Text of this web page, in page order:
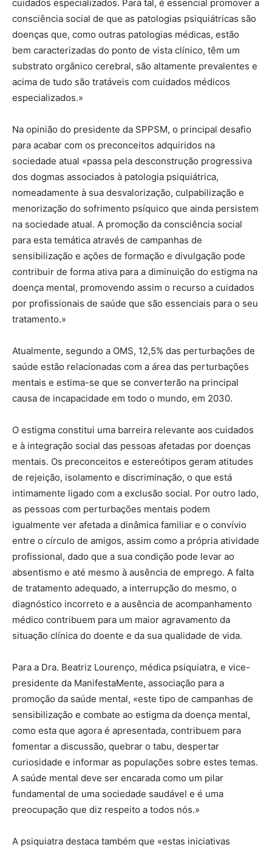
cuidados especializados. Para tal, é essencial promover a
consciência social de que as patologias psiquiátricas são
doenças que, como outras patologias médicas, estão
bem caracterizadas do ponto de vista clínico, têm um
substrato orgânico cerebral, são altamente prevalentes e
acima de tudo são tratáveis com cuidados médicos
especializados.»
Na opinião do presidente da SPPSM, o principal desafio
para acabar com os preconceitos adquiridos na
sociedade atual «passa pela desconstrução progressiva
dos dogmas associados à patologia psiquiátrica,
nomeadamente à sua desvalorização, culpabilização e
menorização do sofrimento psíquico que ainda persistem
na sociedade atual. A promoção da consciência social
para esta temática através de campanhas de
sensibilização e ações de formação e divulgação pode
contribuir de forma ativa para a diminuição do estigma na
doença mental, promovendo assim o recurso a cuidados
por profissionais de saúde que são essenciais para o seu
tratamento.»
Atualmente, segundo a OMS, 12,5% das perturbações de
saúde estão relacionadas com a área das perturbações
mentais e estima-se que se converterão na principal
causa de incapacidade em todo o mundo, em 2030.
O estigma constitui uma barreira relevante aos cuidados
e à integração social das pessoas afetadas por doenças
mentais. Os preconceitos e estereótipos geram atitudes
de rejeição, isolamento e discriminação, o que está
intimamente ligado com a exclusão social. Por outro lado,
as pessoas com perturbações mentais podem
igualmente ver afetada a dinâmica familiar e o convívio
entre o círculo de amigos, assim como a própria atividade
profissional, dado que a sua condição pode levar ao
absentismo e até mesmo à ausência de emprego. A falta
de tratamento adequado, a interrupção do mesmo, o
diagnóstico incorreto e a ausência de acompanhamento
médico contribuem para um maior agravamento da
situação clínica do doente e da sua qualidade de vida.
Para a Dra. Beatriz Lourenço, médica psiquiatra, e vice-
presidente da ManifestaMente, associação para a
promoção da saúde mental, «este tipo de campanhas de
sensibilização e combate ao estigma da doença mental,
como esta que agora é apresentada, contribuem para
fomentar a discussão, quebrar o tabu, despertar
curiosidade e informar as populações sobre estes temas.
A saúde mental deve ser encarada como um pilar
fundamental de uma sociedade saudável e é uma
preocupação que diz respeito a todos nós.»
A psiquiatra destaca também que «estas iniciativas